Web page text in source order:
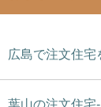
広島で注文住宅